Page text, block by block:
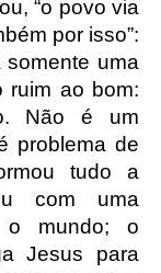
“o povo via
por isso”:
uma
ruim ao bom:
Não é um
problema de
tudo a
com uma
o mundo; o
Jesus para